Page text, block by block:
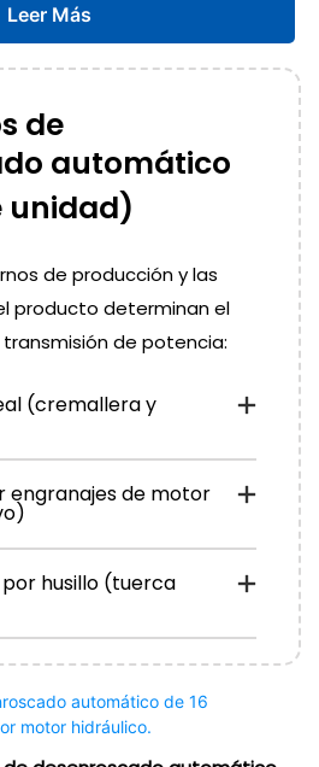
Leer Más
de
automático
unidad)
de producción y las
producto determinan el
de potencia:
(cremallera y
engranajes de motor
husillo (tuerca